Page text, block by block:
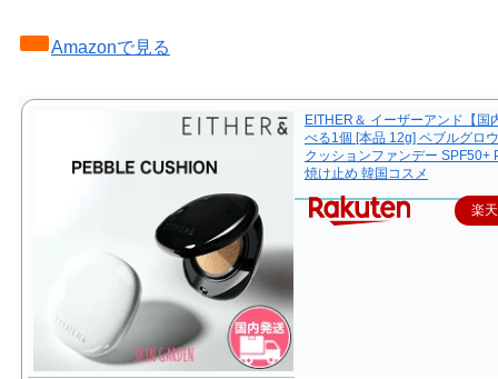
Amazonで見る
EITHER＆ イーザーアンド【国
べる1個 [本品 12g] ペブルグロ
クッションファンデー SPF50+
焼け止め 韓国コスメ
楽